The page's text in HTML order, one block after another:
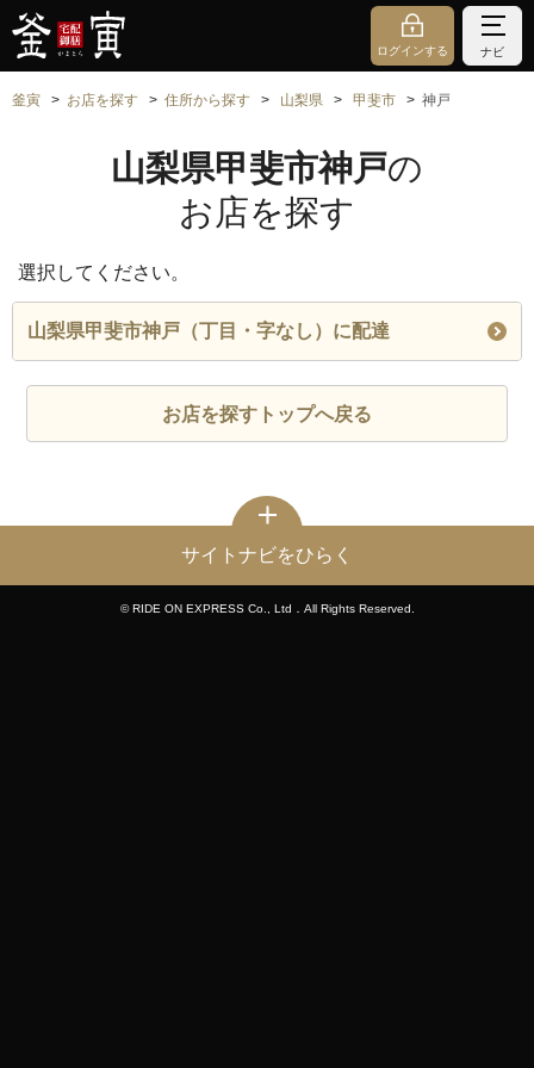
ログインする ナビ
釜寅 お店を探す 住所から探す 山梨県 甲斐市 神戸
山梨県甲斐市神戸の
お店を探す
選択してください。
山梨県甲斐市神戸（丁目・字なし）に配達
お店を探すトップへ戻る
サイトナビをひらく
© RIDE ON EXPRESS Co., Ltd．All Rights Reserved.